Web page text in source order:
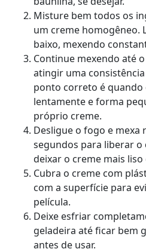
Misture bem todos os
um creme homogêneo.
baixo, mexendo
Continue mexendo até
atingir uma
ponto correto é quando
lentamente e forma
próprio creme.
Desligue o fogo e
segundos para liberar o
deixar o creme mais
Cubra o creme com
com a superfície para
película.
Deixe esfriar
geladeira até ficar bem
antes de usar.